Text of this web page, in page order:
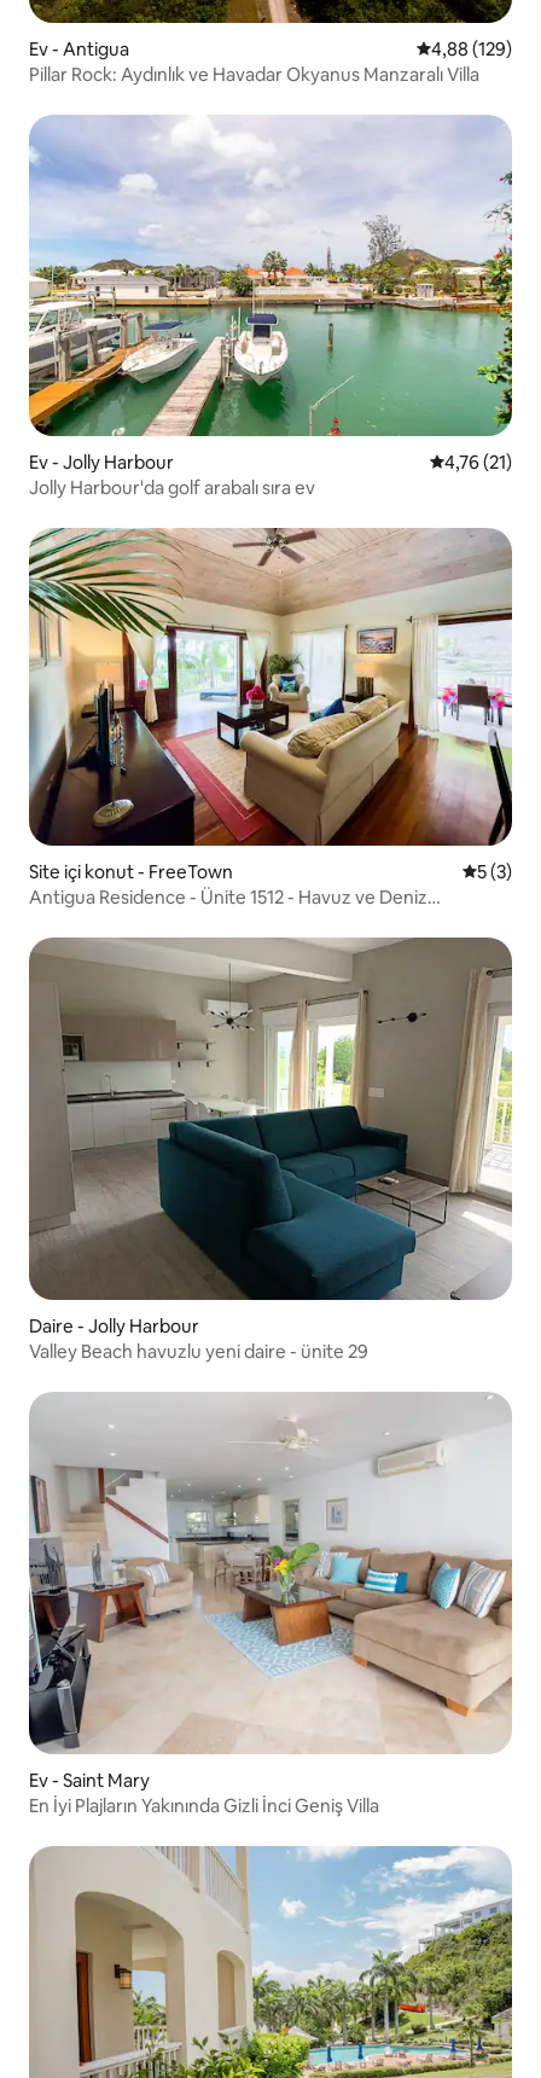
Ev - Antigua 5 üzerinden
4,88 (129)
Pillar Rock: Aydınlık ve Havadar Okyanus Manzaralı Villa
Ev - Jolly Harbour 5 üzerinden
4,76 (21)
Jolly Harbour'da golf arabalı sıra ev
Site içi konut - FreeTown 55 (3)
Antigua Residence - Ünite 1512 - Havuz ve Deniz
Daire - Jolly Harbour
Valley Beach havuzlu yeni daire - ünite 29
Ev - Saint Mary
En İyi Plajların Yakınında Gizli İnci Geniş Villa